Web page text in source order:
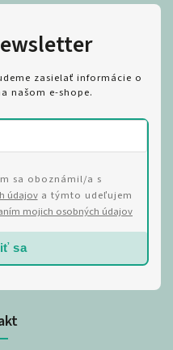
zasielať informácie o
našom e-shope.
sa oboznámil/a s
údajova týmto udeľujem
mojich osobných údajov
sa